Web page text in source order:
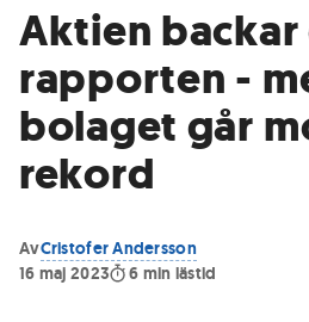
Aktien
rapporten -
bolaget går
rekord
AvCristofer Andersson
16 maj 2023
6 min lästid